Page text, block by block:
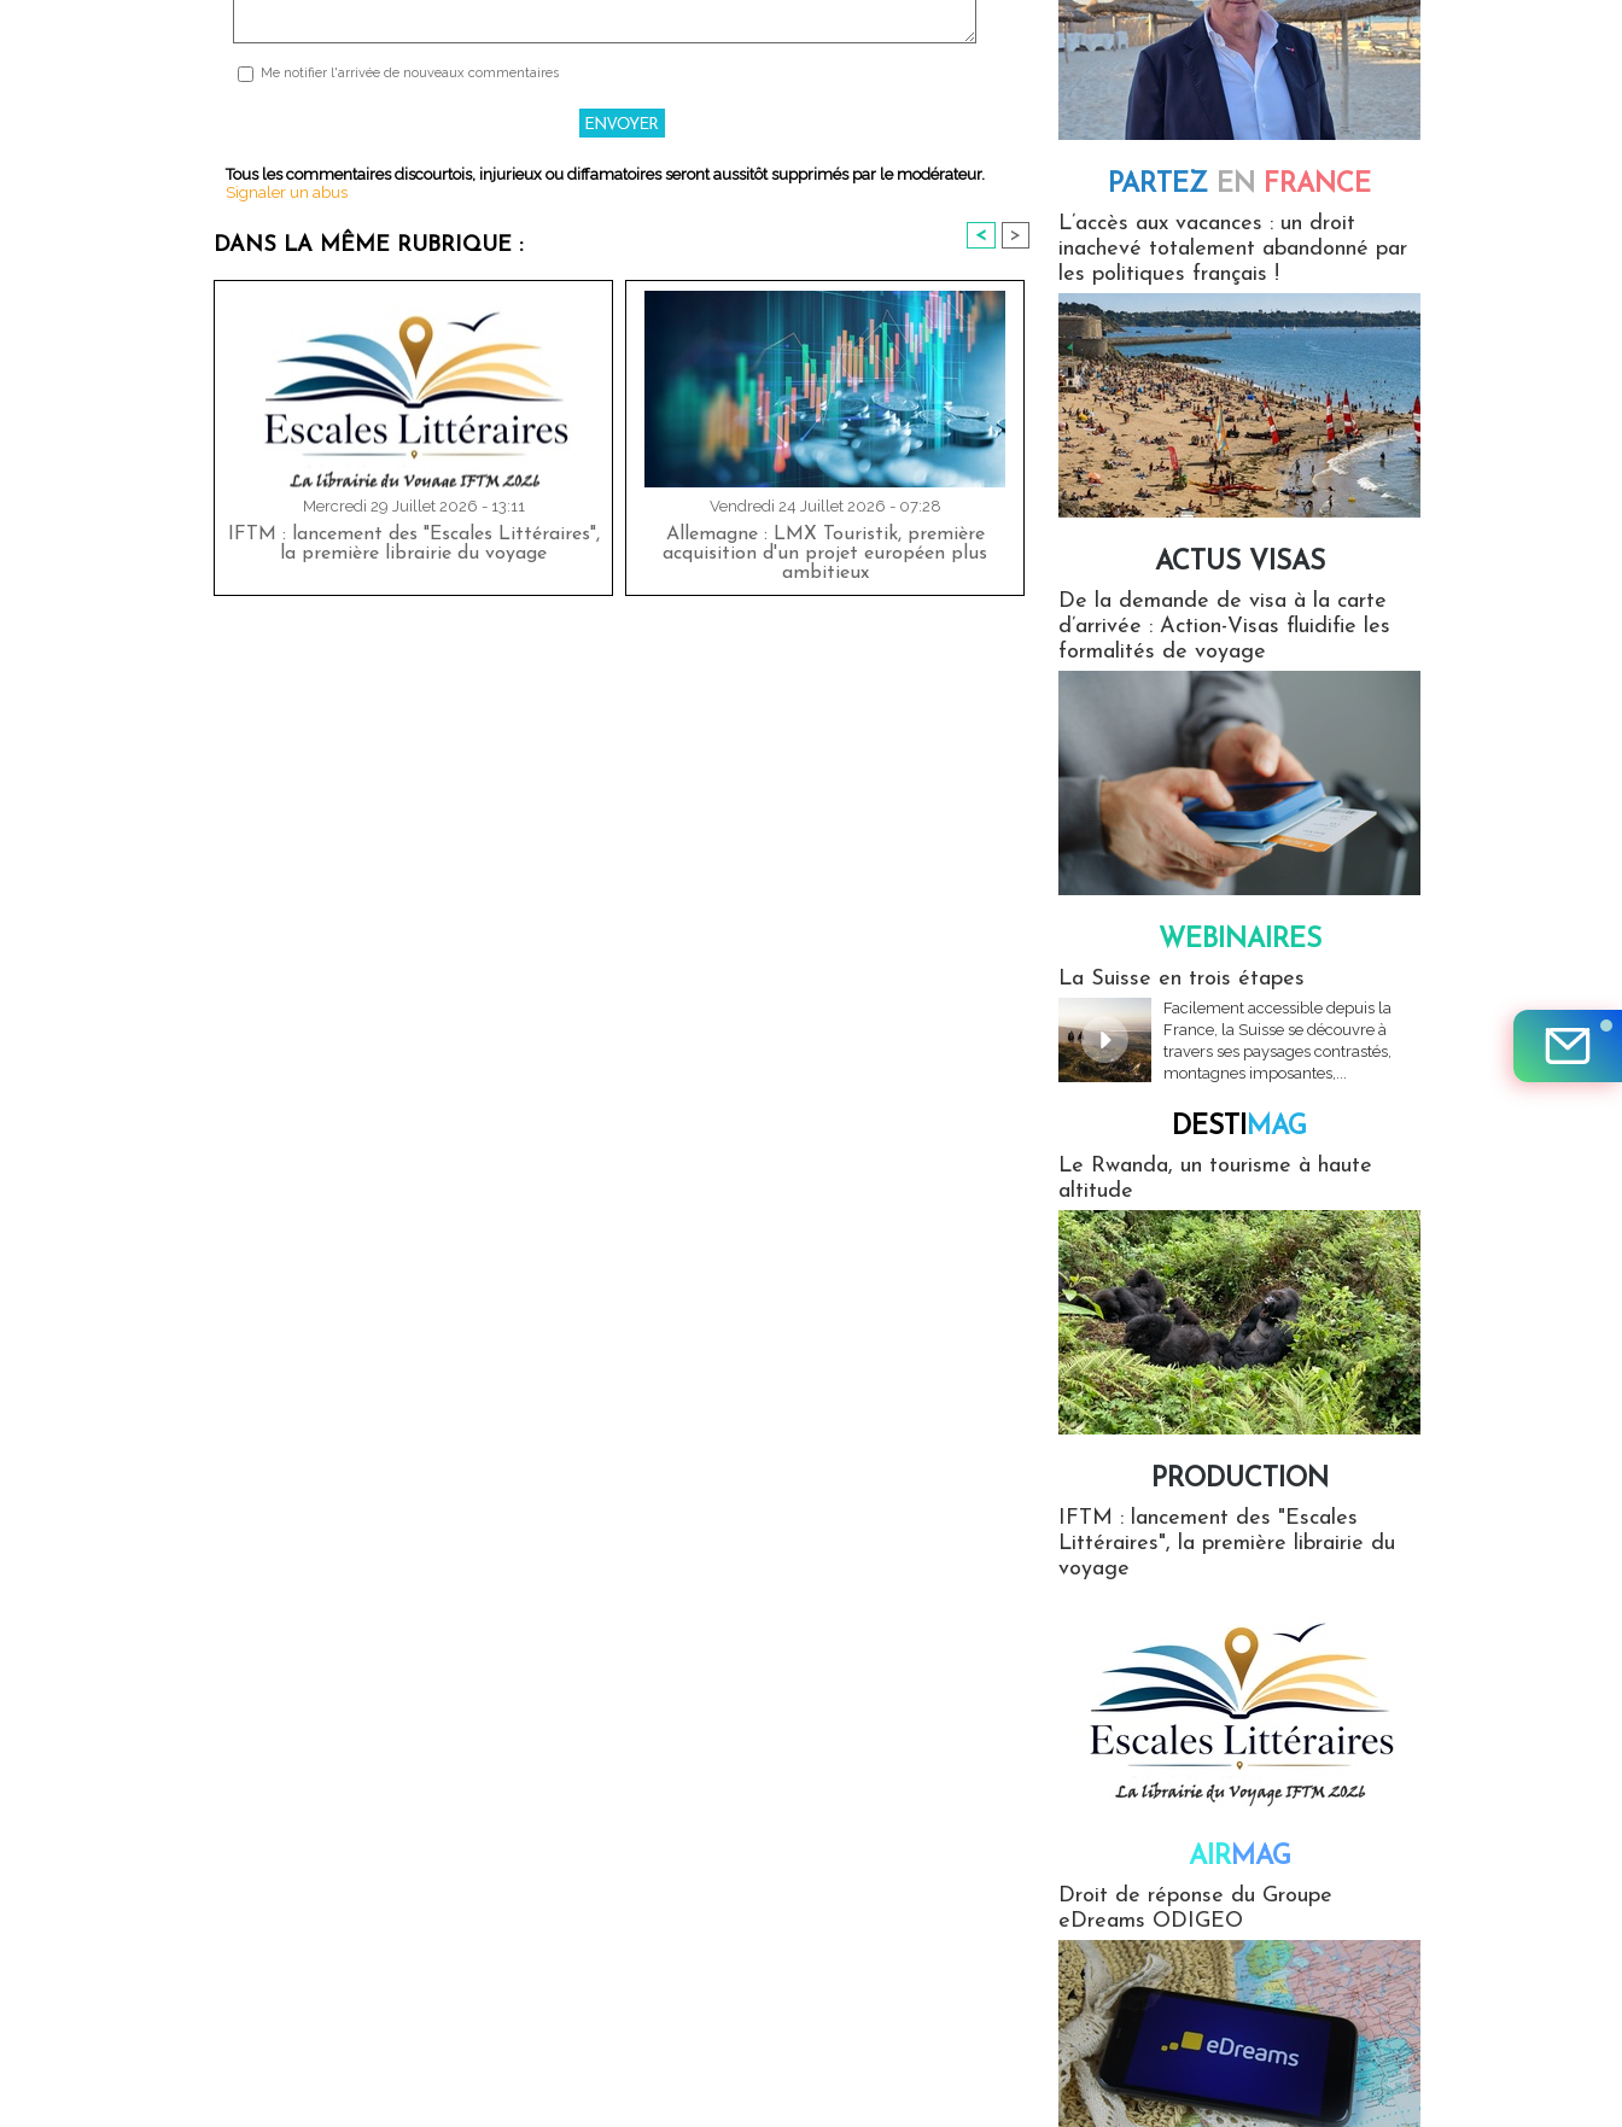
Me notifier l'arrivée de nouveaux commentaires
Tous les commentaires discourtois, injurieux ou diffamatoires seront aussitôt supprimés par le modérateur.
Signaler un abus
DANS LA MÊME RUBRIQUE : < >
Mercredi 29 Juillet 2026 - 13:11
IFTM : lancement des "Escales Littéraires",
la première librairie du voyage
Vendredi 24 Juillet 2026 - 07:28
Allemagne : LMX Touristik, première
acquisition d'un projet européen plus
ambitieux
PARTEZ EN FRANCE
L’accès aux vacances : un droit
inachevé totalement abandonné par
les politiques français !
ACTUS VISAS
De la demande de visa à la carte
d’arrivée : Action-Visas fluidifie les
formalités de voyage
WEBINAIRES
La Suisse en trois étapes
Facilement accessible depuis la
France, la Suisse se découvre à
travers ses paysages contrastés,
montagnes imposantes,...
DESTIMAG
Le Rwanda, un tourisme à haute
altitude
PRODUCTION
IFTM : lancement des "Escales
Littéraires", la première librairie du
voyage
AIRMAG
Droit de réponse du Groupe
eDreams ODIGEO